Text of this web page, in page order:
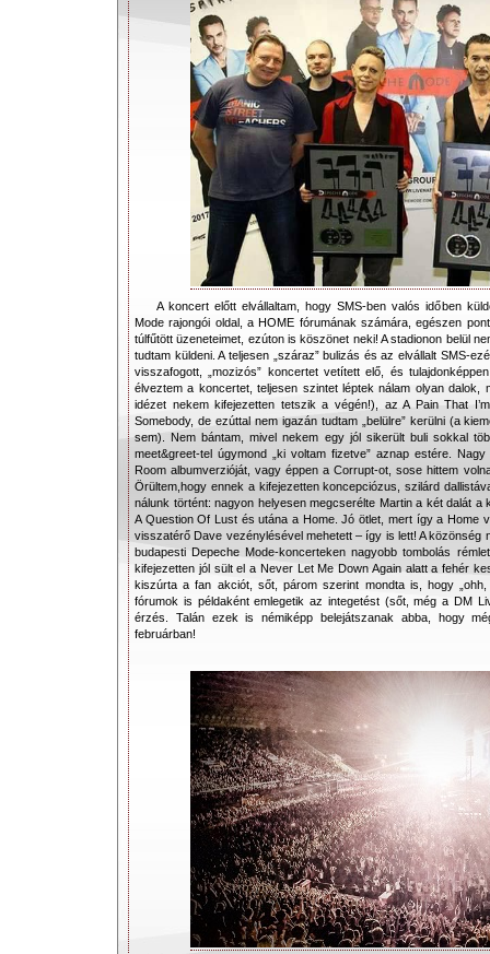
A koncert előtt elvállaltam, hogy SMS-ben valós időben
Mode rajongói oldal, a HOME fórumának számára, egészen
túlfűtött üzeneteimet, ezúton is köszönet neki! A stadionon belül
tudtam küldeni. A teljesen „száraz” bulizás és az elvállalt SMS-
visszafogott, „mozizós” koncertet vetített elő, és
élveztem a koncertet, teljesen szintet léptek nálam olyan
idézet nekem kifejezetten tetszik a végén!), az A Pain That
Somebody, de ezúttal nem igazán tudtam „belülre” kerülni (a
sem). Nem bántam, mivel nekem egy jól sikerült buli sokkal
meet&greet-tel úgymond „ki voltam fizetve” aznap estére.
Room albumverzióját, vagy éppen a Corrupt-ot, sose hittem
Örültem,hogy ennek a kifejezetten koncepciózus, szilárd
nálunk történt: nagyon helyesen megcserélte Martin a két dalát
A Question Of Lust és utána a Home. Jó ötlet, mert így a Home
visszatérő Dave vezénylésével mehetett – így is lett! A közönség
budapesti Depeche Mode-koncerteken nagyobb tombolás
kifejezetten jól sült el a Never Let Me Down Again alatt a fehér
kiszúrta a fan akciót, sőt, párom szerint mondta is, hogy
fórumok is példaként emlegetik az integetést (sőt, még a DM
érzés. Talán ezek is némiképp belejátszanak abba, hogy
februárban!